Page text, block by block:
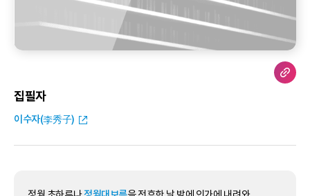
집필자
이수자(李秀子)